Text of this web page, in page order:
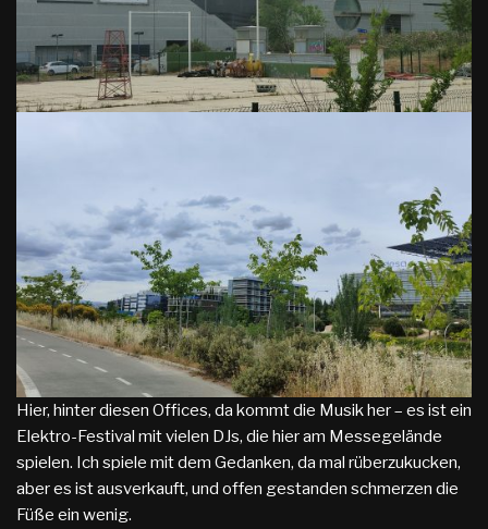
Hier, hinter diesen Offices, da kommt die Musik her – es ist ein
Elektro-Festival mit vielen DJs, die hier am Messegelände
spielen. Ich spiele mit dem Gedanken, da mal rüberzukucken,
aber es ist ausverkauft, und offen gestanden schmerzen die
Füße ein wenig.